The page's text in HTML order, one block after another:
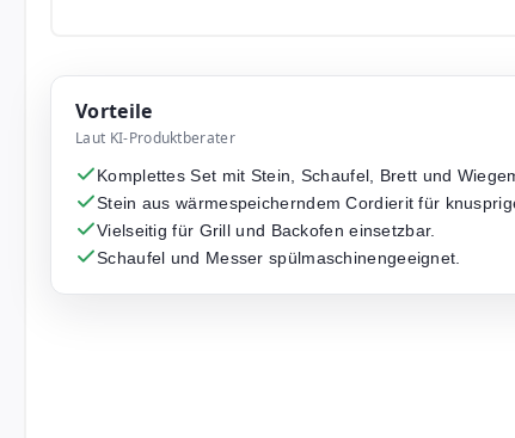
Vorteile
Laut KI-Produktberater
Komplettes Set mit Stein, Schaufel, Brett und
Stein aus wärmespeicherndem Cordierit für
Vielseitig für Grill und Backofen einsetzbar.
Schaufel und Messer spülmaschinengeeignet.